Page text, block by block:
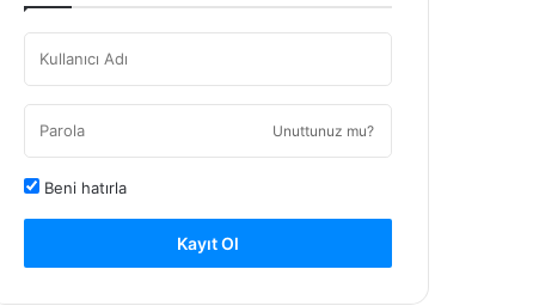
Unuttunuz mu?
Beni hatırla
Kayıt Ol